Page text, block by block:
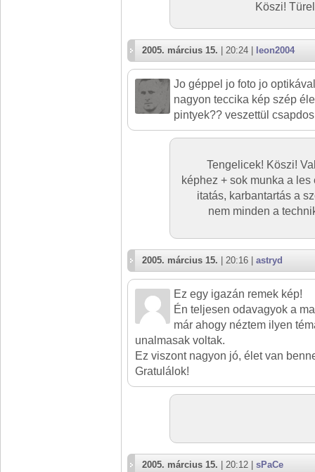
Köszi!
2005. március 15. | 20:24 | leon2004
Jo géppel jo foto jo
nagyon teccika kép szép
pintyek?? veszettül
Tengelicek! Köszi!
képhez + sok munka a
itatás, karbantartás a
nem minden a
2005. március 15. | 20:16 | astryd
Ez egy igazán remek kép!
Én teljesen odavagyok a
már ahogy néztem ilyen
unalmasak voltak.
Ez viszont nagyon jó, élet van
Gratulálok!
2005. március 15. | 20:12 | sPaCe